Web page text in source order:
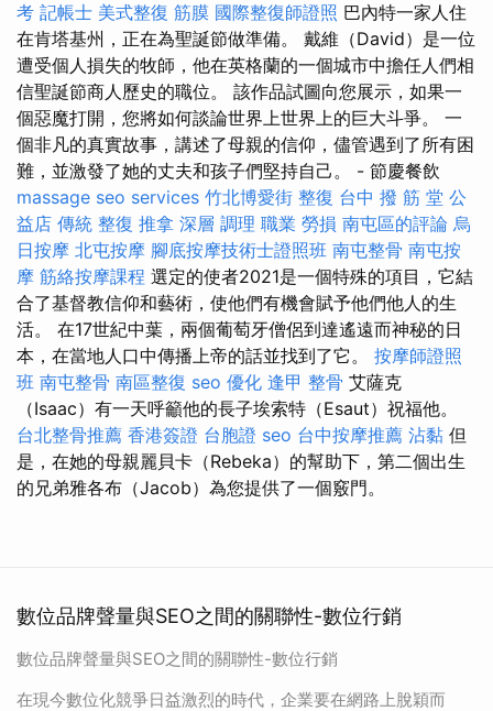
考 記帳士 美式整復 筋膜 國際整復師證照 巴內特一家人住
在肯塔基州，正在為聖誕節做準備。 戴維（David）是一位
遭受個人損失的牧師，他在英格蘭的一個城市中擔任人們相
信聖誕節商人歷史的職位。 該作品試圖向您展示，如果一
個惡魔打開，您將如何談論世界上世界上的巨大斗爭。 一
個非凡的真實故事，講述了母親的信仰，儘管遇到了所有困
難，並激發了她的丈夫和孩子們堅持自己。 - 節慶餐飲
massage seo services 竹北博愛街 整復 台中 撥 筋 堂 公
益店 傳統 整復 推拿 深層 調理 職業 勞損 南屯區的評論 烏
日按摩 北屯按摩 腳底按摩技術士證照班 南屯整骨 南屯按
摩 筋絡按摩課程 選定的使者2021是一個特殊的項目，它結
合了基督教信仰和藝術，使他們有機會賦予他們他人的生
活。 在17世紀中葉，兩個葡萄牙僧侶到達遙遠而神秘的日
本，在當地人口中傳播上帝的話並找到了它。 按摩師證照
班 南屯整骨 南區整復 seo 優化 逢甲 整骨 艾薩克
（Isaac）有一天呼籲他的長子埃索特（Esaut）祝福他。
台北整骨推薦 香港簽證 台胞證 seo 台中按摩推薦 沾黏 但
是，在她的母親麗貝卡（Rebeka）的幫助下，第二個出生
的兄弟雅各布（Jacob）為您提供了一個竅門。
數位品牌聲量與SEO之間的關聯性-數位行銷
數位品牌聲量與SEO之間的關聯性-數位行銷
在現今數位化競爭日益激烈的時代，企業要在網路上脫穎而